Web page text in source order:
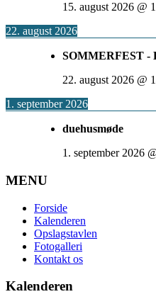
15. august 2026 @
22. august 2026
SOMMERFEST -
22. august 2026 @
1. september 2026
duehusmøde
1. september 2026
MENU
Forside
Kalenderen
Opslagstavlen
Fotogalleri
Kontakt os
Kalenderen